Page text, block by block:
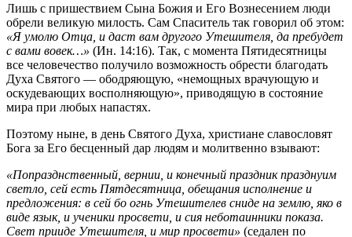
Лишь с пришествием Сына Божия и Его Вознесением люди
обрели великую милость. Сам Спаситель так говорил об этом:
«Я умолю Отца, и даст вам другого Утешителя, да пребудет
с вами вовек…» (Ин. 14:16). Так, с момента Пятидесятницы
все человечество получило возможность обрести благодать
Духа Святого — ободряющую, «немощных врачующую и
оскудевающих восполняющую», приводящую в состояние
мира при любых напастях.
Поэтому ныне, в день Святого Духа, христиане славословят
Бога за Его бесценный дар людям и молитвенно взывают:
«Попразднственный, вернии, и конечный праздник празднуим
светло, сей есть Пятдесятница, обещания исполнение и
предложения: в сей бо огнь Утешителев сниде на землю, яко в
виде язык, и ученики просвети, и сия неботаинники показа.
Свет прииде Утешителя, и мир просвети» (седален по